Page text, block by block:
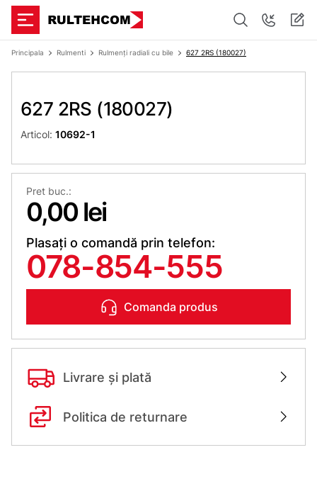
Principala Rulmenti Rulmenți radiali cu bile 627 2RS (180027)
627 2RS (180027)
Articol: 10692-1
Pret buc.:
0,00 lei
Plasați o comandă prin telefon:
078-854-555
Comanda produs
Livrare și plată
Politica de returnare